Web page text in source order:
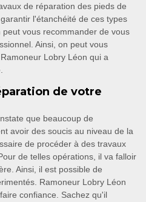
de réparation des pieds de
l'étanchéité de ces types
vous recommander de vous
Ainsi, on peut vous
Lobry Léon qui a
de votre
que beaucoup de
avoir des soucis au niveau de la
de procéder à des travaux
de telles opérations, il va falloir
Ainsi, il est possible de
Ramoneur Lobry Léon
confiance. Sachez qu'il